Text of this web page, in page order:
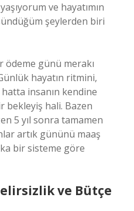
ve hayatımın
şeylerden biri
ödeme günü merakı
hayatın ritmini,
insanın kendine
bekleyiş hali. Bazen
5 yıl sonra tamamen
artık gününü maaş
bir sisteme göre
ve Bütçe